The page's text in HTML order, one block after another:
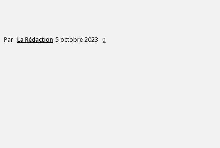
Par La Rédaction 5 octobre 2023 0